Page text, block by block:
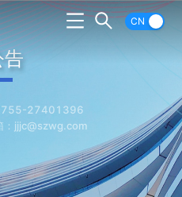
CN
告
27401396
：jjjc@szwg.com